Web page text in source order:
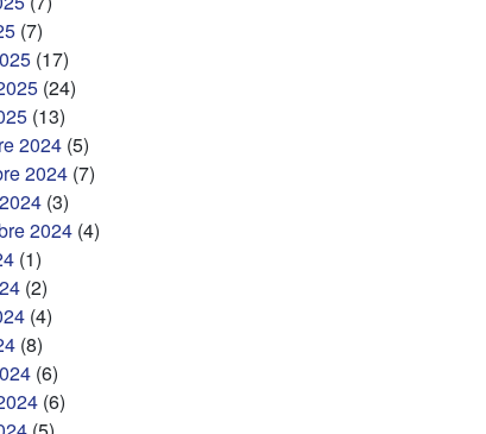
(7)
(17)
(24)
(13)
2024 (5)
2024 (7)
(3)
2024 (4)
(1)
(2)
(4)
(8)
(6)
(6)